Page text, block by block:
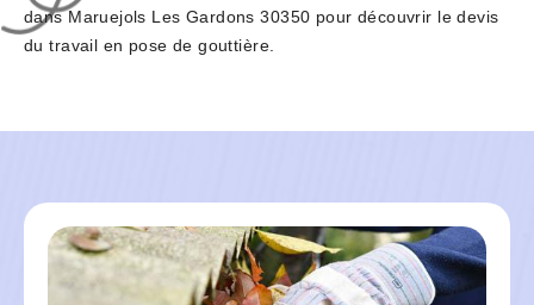
dans Maruejols Les Gardons 30350 pour découvrir le devis
du travail en pose de gouttière.